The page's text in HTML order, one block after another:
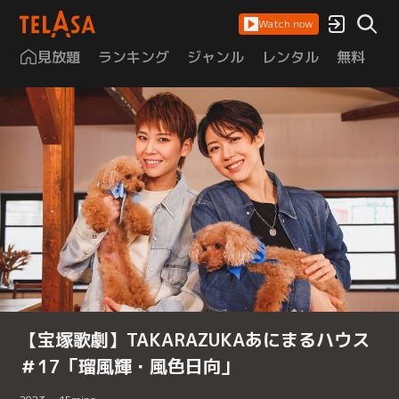
Watch now
見放題 ランキング ジャンル レンタル 無料
【宝塚歌劇】TAKARAZUKAあにまるハウス
＃17「瑠風輝・風色日向」